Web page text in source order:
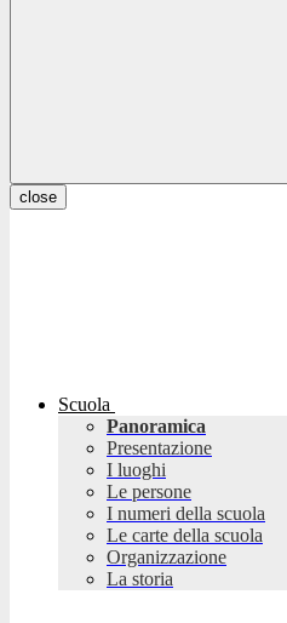
close
Scuola
Panoramica
Presentazione
I luoghi
Le persone
I numeri della scuola
Le carte della scuola
Organizzazione
La storia